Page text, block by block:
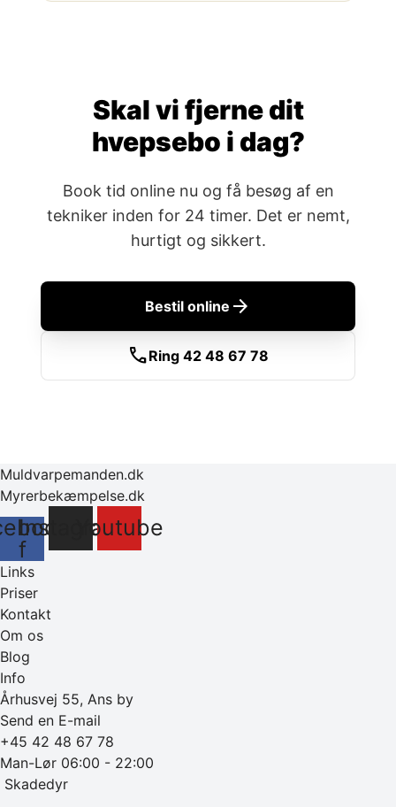
Skal vi fjerne dit
hvepsebo i dag?
Book tid online nu og få besøg af en
tekniker inden for 24 timer. Det er nemt,
hurtigt og sikkert.
Bestil online arrow_forward
callRing 42 48 67 78
Muldvarpemanden.dk
Myrerbekæmpelse.dk
f
InstagramYoutube
Links
Priser
Kontakt
Om os
Blog
Info
Århusvej 55, Ans by
Send en E-mail
+45 42 48 67 78
Man-Lør 06:00 - 22:00
‎ Skadedyr